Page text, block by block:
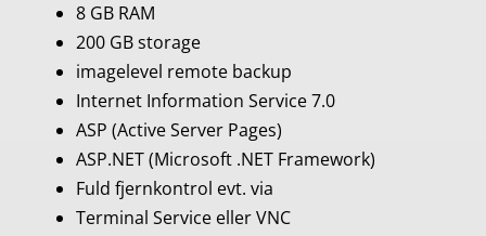
8 GB RAM
200 GB storage
imagelevel remote backup
Internet Information Service 7.0
ASP (Active Server Pages)
ASP.NET (Microsoft .NET Framework)
Fuld fjernkontrol evt. via
Terminal Service eller VNC